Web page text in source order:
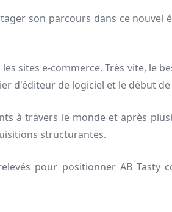
son parcours dans ce nouvel
sites e-commerce. Très vite, le
d'éditeur de logiciel et le début de
à travers le monde et après
structurantes.
pour positionner AB Tasty